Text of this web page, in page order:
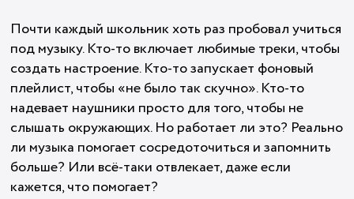
Почти каждый школьник хоть раз пробовал учиться
под музыку. Кто-то включает любимые треки, чтобы
создать настроение. Кто-то запускает фоновый
плейлист, чтобы «не было так скучно». Кто-то
надевает наушники просто для того, чтобы не
слышать окружающих. Но работает ли это? Реально
ли музыка помогает сосредоточиться и запомнить
больше? Или всё-таки отвлекает, даже если
кажется, что помогает?